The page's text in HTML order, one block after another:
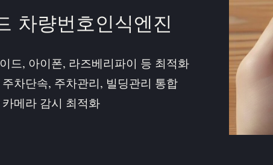
차량번호인식엔진
드, 아이폰, 라즈베리파이 등 최적화
차단속, 주차관리, 빌딩관리 통합
메라 감시 최적화